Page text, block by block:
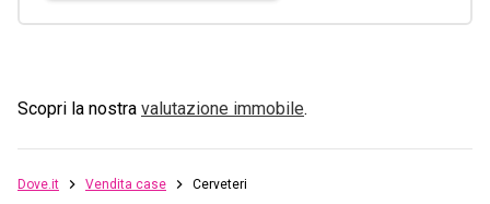
Scopri la nostra valutazione immobile.
Dove.it Vendita case Cerveteri